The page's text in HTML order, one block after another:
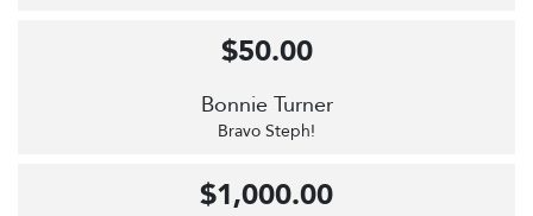
Bonnie Turner
Bravo Steph!
$50.00
$1,000.00